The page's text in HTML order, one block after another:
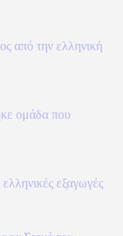
από την ελληνική
ομάδα που
εξαγωγές